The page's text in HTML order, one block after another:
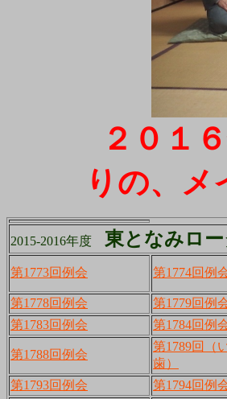
２０１
りの、
2015-2016年度 東となみロ
第1773回例会 第1774回例
第1778回例会
第1779回例
第1783回例会
第1784回例
第1788回例会
第1789回（
歯）
第1793回例会 第1794回例